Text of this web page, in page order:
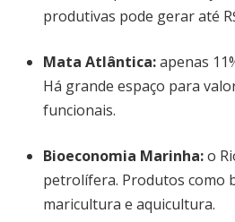
produtivas pode gerar até
Mata Atlântica:apenas
Há grande espaço para
funcionais.
Bioeconomia Marinha:o
petrolífera. Produtos como
maricultura e aquicultura.